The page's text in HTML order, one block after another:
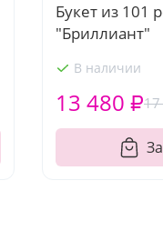
Букет из 101
"Бриллиант"
В наличии
13 480 ₽